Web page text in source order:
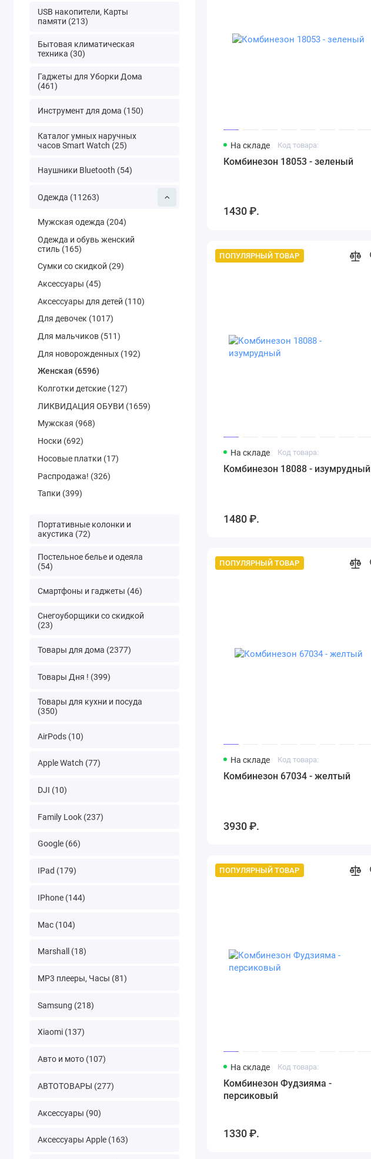
USB накопители, Карты
памяти (213)
Бытовая климатическая
техника (30)
Гаджеты для Уборки Дома
(461)
Инструмент для дома (150)
Каталог умных наручных
часов Smart Watch (25)
Наушники Bluetooth (54)
Одежда (11263)
Мужская одежда (204)
Одежда и обувь женский
стиль (165)
Сумки со скидкой (29)
Аксессуары (45)
Аксессуары для детей (110)
Для девочек (1017)
Для мальчиков (511)
Для новорожденных (192)
Женская (6596)
Колготки детские (127)
ЛИКВИДАЦИЯ ОБУВИ (1659)
Мужская (968)
Носки (692)
Носовые платки (17)
Распродажа! (326)
Тапки (399)
Портативные колонки и
акустика (72)
Постельное белье и одеяла
(54)
Смартфоны и гаджеты (46)
Снегоуборщики со скидкой
(23)
Товары для дома (2377)
Товары Дня ! (399)
Товары для кухни и посуда
(350)
AirPods (10)
Apple Watch (77)
DJI (10)
Family Look (237)
Google (66)
IPad (179)
IPhone (144)
Mac (104)
Marshall (18)
MP3 плееры, Часы (81)
Samsung (218)
Xiaomi (137)
Авто и мото (107)
АВТОТОВАРЫ (277)
Аксессуары (90)
Аксессуары Apple (163)
На складе Код товара:
Комбинезон 18053 - зеленый
1430 ₽.
ПОПУЛЯРНЫЙ ТОВАР
На складе Код товара:
Комбинезон 18088 - изумрудный
1480 ₽.
ПОПУЛЯРНЫЙ ТОВАР
На складе Код товара:
Комбинезон 67034 - желтый
3930 ₽.
ПОПУЛЯРНЫЙ ТОВАР
На складе Код товара:
Комбинезон Фудзияма -
персиковый
1330 ₽.